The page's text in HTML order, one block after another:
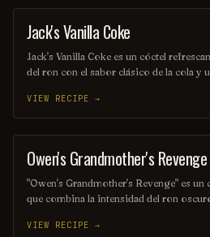
icónico personaje del cine, añadiendo
sorbo.
OTHER / UNKNOWN
Jack's Vanilla Coke
Jack's Vanilla Coke es un cóctel
del ron con el sabor clásico de la cola y
dulce y burbujeante que deleitará a los
indulgentes. ¡Un brindis por la
VIEW RECIPE →
ORDINARY DRINK
Owen's Grandmother's Revenge
"Owen's Grandmother's Revenge" es un
que combina la intensidad del ron
recuerdos de la abuela, con un sabor
VIEW RECIPE →